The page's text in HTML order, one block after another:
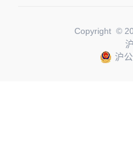
Copyright ©
沪